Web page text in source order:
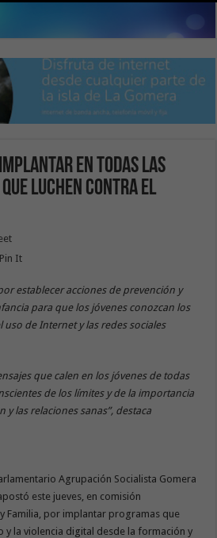
implantar en todas las
luchen contra el
establecer acciones de prevención y
para que los jóvenes conozcan los
uso de Internet y las redes sociales
que calen en los jóvenes de todas
de los límites y de la importancia
las relaciones sanas”, destaca
Agrupación Socialista Gomera
este jueves, en comisión
Familia, por implantar programas que
y la violencia digital desde la formación y